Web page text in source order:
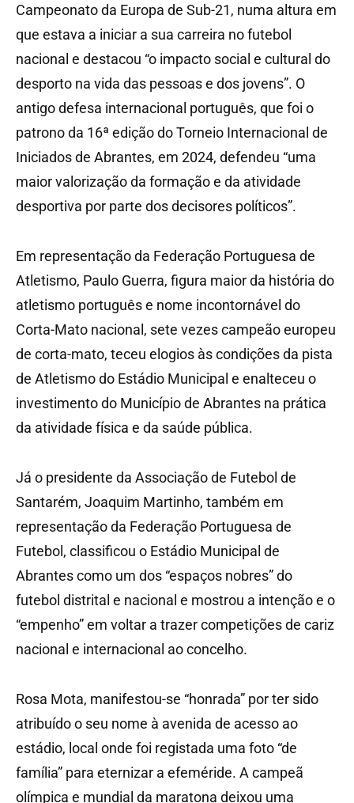
Campeonato da Europa de Sub-21, numa altura em
que estava a iniciar a sua carreira no futebol
nacional e destacou “o impacto social e cultural do
desporto na vida das pessoas e dos jovens”. O
antigo defesa internacional português, que foi o
patrono da 16ª edição do Torneio Internacional de
Iniciados de Abrantes, em 2024, defendeu “uma
maior valorização da formação e da atividade
desportiva por parte dos decisores políticos”.
Em representação da Federação Portuguesa de
Atletismo, Paulo Guerra, figura maior da história do
atletismo português e nome incontornável do
Corta-Mato nacional, sete vezes campeão europeu
de corta-mato, teceu elogios às condições da pista
de Atletismo do Estádio Municipal e enalteceu o
investimento do Município de Abrantes na prática
da atividade física e da saúde pública.
Já o presidente da Associação de Futebol de
Santarém, Joaquim Martinho, também em
representação da Federação Portuguesa de
Futebol, classificou o Estádio Municipal de
Abrantes como um dos “espaços nobres” do
futebol distrital e nacional e mostrou a intenção e o
“empenho” em voltar a trazer competições de cariz
nacional e internacional ao concelho.
Rosa Mota, manifestou-se “honrada” por ter sido
atribuído o seu nome à avenida de acesso ao
estádio, local onde foi registada uma foto “de
família” para eternizar a efeméride. A campeã
olímpica e mundial da maratona deixou uma